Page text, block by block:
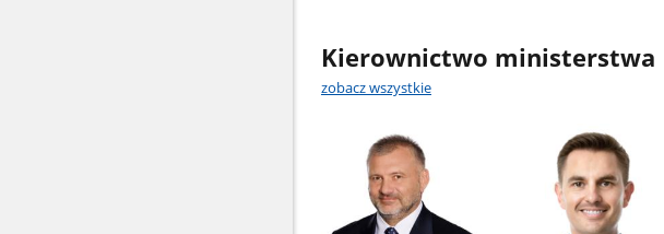
Kierownictwo ministerstwa
zobacz wszystkie